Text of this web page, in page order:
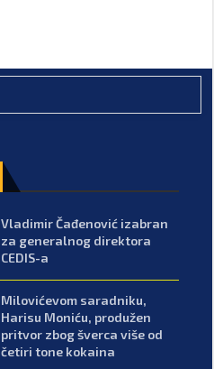
Vladimir Čađenović izabran
za generalnog direktora
CEDIS-a
Milovićevom saradniku,
Harisu Moniću, produžen
pritvor zbog šverca više od
četiri tone kokaina